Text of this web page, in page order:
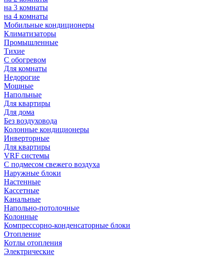
на 3 комнаты
на 4 комнаты
Мобильные кондиционеры
Климатизаторы
Промышленные
Тихие
С обогревом
Для комнаты
Недорогие
Мощные
Напольные
Для квартиры
Для дома
Без воздуховода
Колонные кондиционеры
Инверторные
Для квартиры
VRF системы
С подмесом свежего воздуха
Наружные блоки
Настенные
Кассетные
Канальные
Напольно-потолочные
Колонные
Компрессорно-конденсаторные блоки
Отопление
Котлы отопления
Электрические